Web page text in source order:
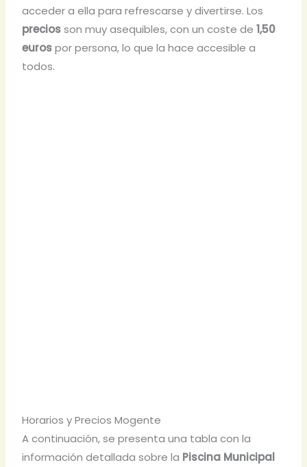
acceder a ella para refrescarse y divertirse. Los
preciosson muy asequibles, con un coste de1,50
eurospor persona, lo que la hace accesible a
todos.
Horarios y Precios Mogente
A continuación, se presenta una tabla con la
información detallada sobre la Piscina Municipal